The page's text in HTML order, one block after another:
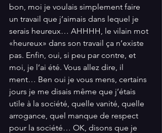
bon, moi je voulais simplement faire
un travail que j’aimais dans lequel je
serais heureux… AHHHH, le vilain mot
«heureux» dans son travail ça n’existe
pas. Enfin, oui, si peu par contre, et
moi, je l’ai été. Vous allez dire, il
ment… Ben oui je vous mens, certains
jours je me disais même que j’étais
utile à la société, quelle vanité, quelle
arrogance, quel manque de respect
pour la société… OK, disons que je